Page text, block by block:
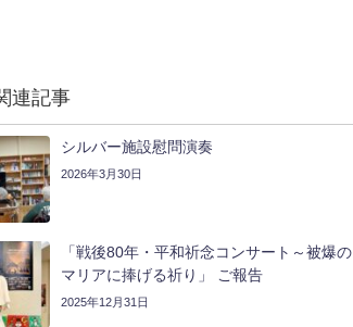
連記事
シルバー施設慰問演奏
2026年3月30日
「戦後80年・平和祈念コンサート～被爆の
マリアに捧げる祈り」 ご報告
2025年12月31日